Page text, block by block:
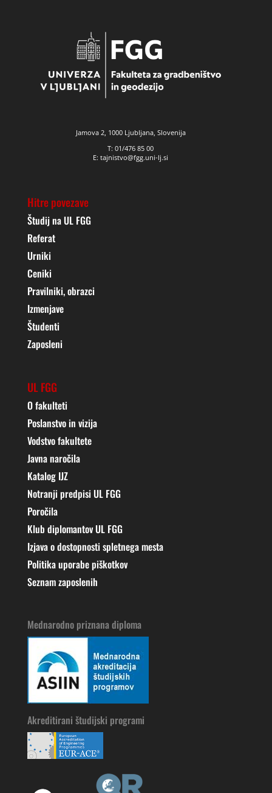
Jamova 2, 1000 Ljubljana, Slovenija
T: 01/476 85 00
E: tajnistvo@fgg.uni-lj.si
Hitre povezave
Študij na UL FGG
Referat
Urniki
Ceniki
Pravilniki, obrazci
Izmenjave
Študenti
Zaposleni
UL FGG
O fakulteti
Poslanstvo in vizija
Vodstvo fakultete
Javna naročila
Katalog IJZ
Notranji predpisi UL FGG
Poročila
Klub diplomantov UL FGG
Izjava o dostopnosti spletnega mesta
Politika uporabe piškotkov
Seznam zaposlenih
Mednarodno priznana diploma
Akreditirani študijski programi